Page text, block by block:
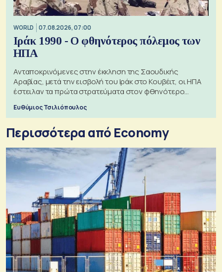
WORLD 07.08.2026, 07:00
Ιράκ 1990 - Ο φθηνότερος πόλεμος των
ΗΠΑ
Ανταποκρινόμενες στην έκκληση της Σαουδικής
Αραβίας, μετά την εισβολή του Ιράκ στο Κουβέιτ, οι ΗΠΑ
έστειλαν τα πρώτα στρατεύματα στον φθηνότερο
Ευθύμιος Τσιλιόπουλος
Περισσότερα από Economy